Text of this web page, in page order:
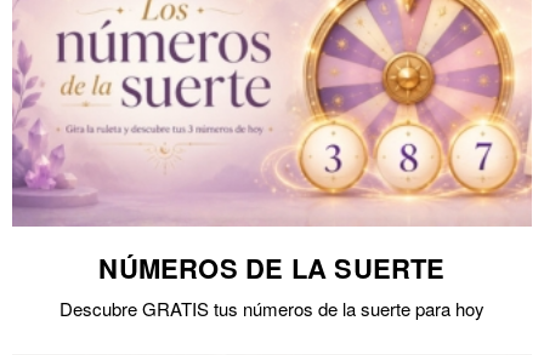
NÚMEROS DE LA SUERTE
Descubre GRATIS tus números de la suerte para hoy